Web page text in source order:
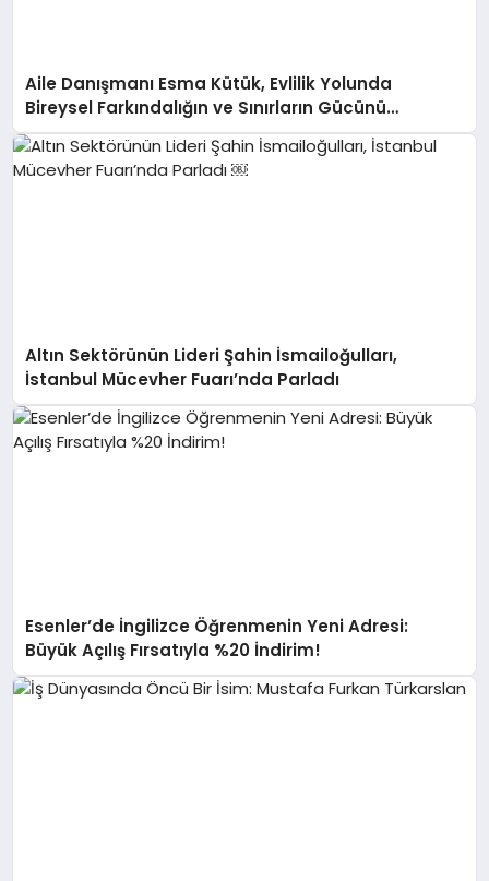
Aile Danışmanı Esma Kütük, Evlilik Yolunda
Bireysel Farkındalığın ve Sınırların Gücünü
Anlatıyor
Altın Sektörünün Lideri Şahin İsmailoğulları,
İstanbul Mücevher Fuarı’nda Parladı ￼
Esenler’de İngilizce Öğrenmenin Yeni Adresi:
Büyük Açılış Fırsatıyla %20 İndirim!